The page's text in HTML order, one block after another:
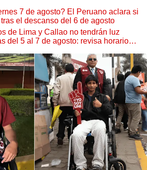
7 de agosto? El Peruano aclara si
el descanso del 6 de agosto
de Lima y Callao no tendrán luz
del 5 al 7 de agosto: revisa horarios y